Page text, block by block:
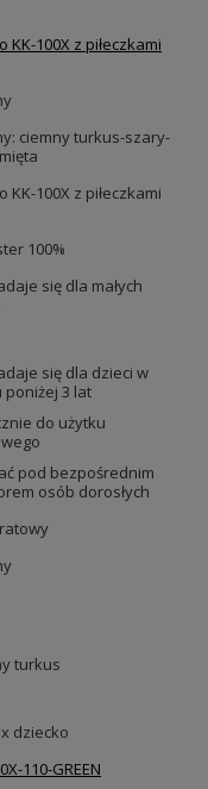
KK-100X z piłeczkami
ciemny turkus-szary-
KK-100X z piłeczkami
100%
się dla małych
się dla dzieci w
poniżej 3 lat
do użytku
pod bezpośrednim
osób dorosłych
turkus
dziecko
110-GREEN